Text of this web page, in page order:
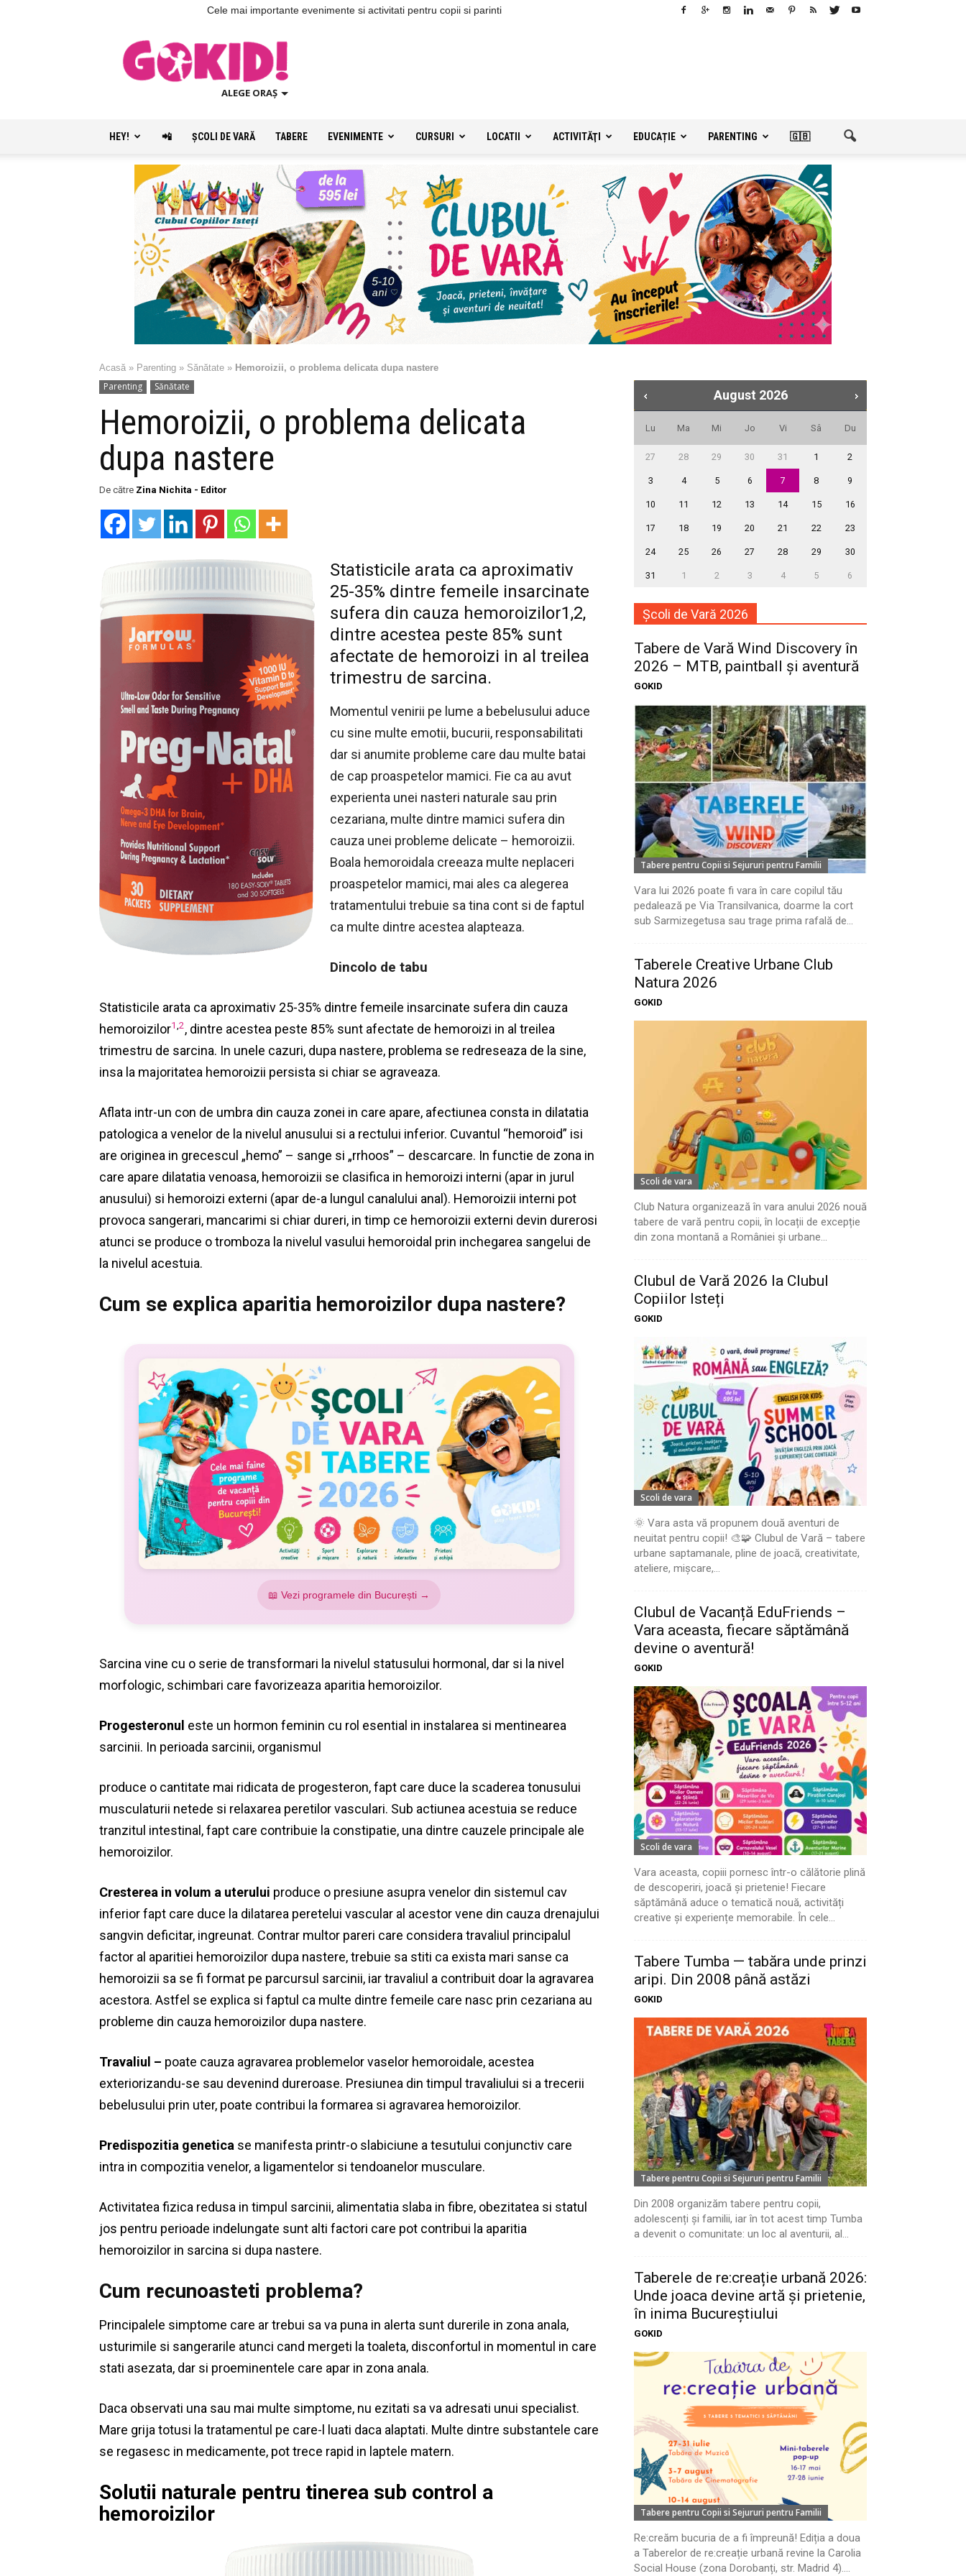
Cele mai importante evenimente si activitati pentru copii si parinti
ALEGE ORAȘ
HEY! 📲 ŞCOLI DE VARĂ TABERE EVENIMENTE CURSURI LOCATII ACTIVITĂŢI EDUCAȚIE PARENTING 🇬🇧
Acasă » Parenting » Sănătate » Hemoroizii, o problema delicata dupa nastere
Parenting Sănătate
Hemoroizii, o problema delicata
dupa nastere
De către Zina Nichita - Editor
Statisticile arata ca aproximativ
25-35% dintre femeile insarcinate
sufera din cauza hemoroizilor1,2,
dintre acestea peste 85% sunt
afectate de hemoroizi in al treilea
trimestru de sarcina.
Momentul venirii pe lume a bebelusului aduce
cu sine multe emotii, bucurii, responsabilitati
dar si anumite probleme care dau multe batai
de cap proaspetelor mamici. Fie ca au avut
experienta unei nasteri naturale sau prin
cezariana, multe dintre mamici sufera din
cauza unei probleme delicate – hemoroizii.
Boala hemoroidala creeaza multe neplaceri
proaspetelor mamici, mai ales ca alegerea
tratamentului trebuie sa tina cont si de faptul
ca multe dintre acestea alapteaza.
Dincolo de tabu
Statisticile arata ca aproximativ 25-35% dintre femeile insarcinate sufera din cauza
hemoroizilor1,2, dintre acestea peste 85% sunt afectate de hemoroizi in al treilea
trimestru de sarcina. In unele cazuri, dupa nastere, problema se redreseaza de la sine,
insa la majoritatea hemoroizii persista si chiar se agraveaza.
Aflata intr-un con de umbra din cauza zonei in care apare, afectiunea consta in dilatatia
patologica a venelor de la nivelul anusului si a rectului inferior. Cuvantul “hemoroid” isi
are originea in grecescul „hemo” – sange si „rrhoos” – descarcare. In functie de zona in
care apare dilatatia venoasa, hemoroizii se clasifica in hemoroizi interni (apar in jurul
anusului) si hemoroizi externi (apar de-a lungul canalului anal). Hemoroizii interni pot
provoca sangerari, mancarimi si chiar dureri, in timp ce hemoroizii externi devin durerosi
atunci se produce o tromboza la nivelul vasului hemoroidal prin inchegarea sangelui de
la nivelul acestuia.
Cum se explica aparitia hemoroizilor dupa nastere?
📖 Vezi programele din București →
Sarcina vine cu o serie de transformari la nivelul statusului hormonal, dar si la nivel
morfologic, schimbari care favorizeaza aparitia hemoroizilor.
Progesteronul este un hormon feminin cu rol esential in instalarea si mentinearea
sarcinii. In perioada sarcinii, organismul
produce o cantitate mai ridicata de progesteron, fapt care duce la scaderea tonusului
musculaturii netede si relaxarea peretilor vasculari. Sub actiunea acestuia se reduce
tranzitul intestinal, fapt care contribuie la constipatie, una dintre cauzele principale ale
hemoroizilor.
Cresterea in volum a uterului produce o presiune asupra venelor din sistemul cav
inferior fapt care duce la dilatarea peretelui vascular al acestor vene din cauza drenajului
sangvin deficitar, ingreunat. Contrar multor pareri care considera travaliul principalul
factor al aparitiei hemoroizilor dupa nastere, trebuie sa stiti ca exista mari sanse ca
hemoroizii sa se fi format pe parcursul sarcinii, iar travaliul a contribuit doar la agravarea
acestora. Astfel se explica si faptul ca multe dintre femeile care nasc prin cezariana au
probleme din cauza hemoroizilor dupa nastere.
Travaliul – poate cauza agravarea problemelor vaselor hemoroidale, acestea
exteriorizandu-se sau devenind dureroase. Presiunea din timpul travaliului si a trecerii
bebelusului prin uter, poate contribui la formarea si agravarea hemoroizilor.
Predispozitia genetica se manifesta printr-o slabiciune a tesutului conjunctiv care
intra in compozitia venelor, a ligamentelor si tendoanelor musculare.
Activitatea fizica redusa in timpul sarcinii, alimentatia slaba in fibre, obezitatea si statul
jos pentru perioade indelungate sunt alti factori care pot contribui la aparitia
hemoroizilor in sarcina si dupa nastere.
Cum recunoasteti problema?
Principalele simptome care ar trebui sa va puna in alerta sunt durerile in zona anala,
usturimile si sangerarile atunci cand mergeti la toaleta, disconfortul in momentul in care
stati asezata, dar si proeminentele care apar in zona anala.
Daca observati una sau mai multe simptome, nu ezitati sa va adresati unui specialist.
Mare grija totusi la tratamentul pe care-l luati daca alaptati. Multe dintre substantele care
se regasesc in medicamente, pot trece rapid in laptele matern.
Solutii naturale pentru tinerea sub control a
hemoroizilor
August 2026
Lu Ma Mi Jo Vi Sâ Du
27 28 29 30 31 1 2
3 4 5 6 7 8 9
10 11 12 13 14 15 16
17 18 19 20 21 22 23
24 25 26 27 28 29 30
31 1 2 3 4 5 6
Școli de Vară 2026
Tabere de Vară Wind Discovery în
2026 – MTB, paintball și aventură
GOKID
Tabere pentru Copii si Sejururi pentru Familii
Vara lui 2026 poate fi vara în care copilul tău
pedalează pe Via Transilvanica, doarme la cort
sub Sarmizegetusa sau trage prima rafală de...
Taberele Creative Urbane Club
Natura 2026
GOKID
Scoli de vara
Club Natura organizează în vara anului 2026 nouă
tabere de vară pentru copii, în locații de excepție
din zona montană a României și urbane...
Clubul de Vară 2026 la Clubul
Copiilor Isteți
GOKID
Scoli de vara
🌞 Vara asta vă propunem două aventuri de
neuitat pentru copii! 🎨🧩 Clubul de Vară – tabere
urbane saptamanale, pline de joacă, creativitate,
ateliere, mișcare,...
Clubul de Vacanță EduFriends –
Vara aceasta, fiecare săptămână
devine o aventură!
GOKID
Scoli de vara
Vara aceasta, copiii pornesc într-o călătorie plină
de descoperiri, joacă și prietenie! Fiecare
săptămână aduce o tematică nouă, activități
creative și experiențe memorabile. În cele...
Tabere Tumba — tabăra unde prinzi
aripi. Din 2008 până astăzi
GOKID
Tabere pentru Copii si Sejururi pentru Familii
Din 2008 organizăm tabere pentru copii,
adolescenți și familii, iar în tot acest timp Tumba
a devenit o comunitate: un loc al aventurii, al...
Taberele de re:creație urbană 2026:
Unde joaca devine artă și prietenie,
în inima Bucureștiului
GOKID
Tabere pentru Copii si Sejururi pentru Familii
Re:creăm bucuria de a fi împreună! Ediția a doua
a Taberelor de re:creație urbană revine la Carolia
Social House (zona Dorobanți, str. Madrid 4)....